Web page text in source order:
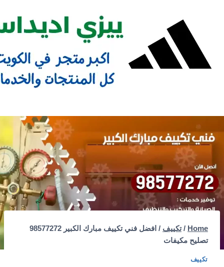
content
Home
/ تكييف /
افضل فني تكييف مبارك الكبير 98577272
تصليح مكيفات
تكييف